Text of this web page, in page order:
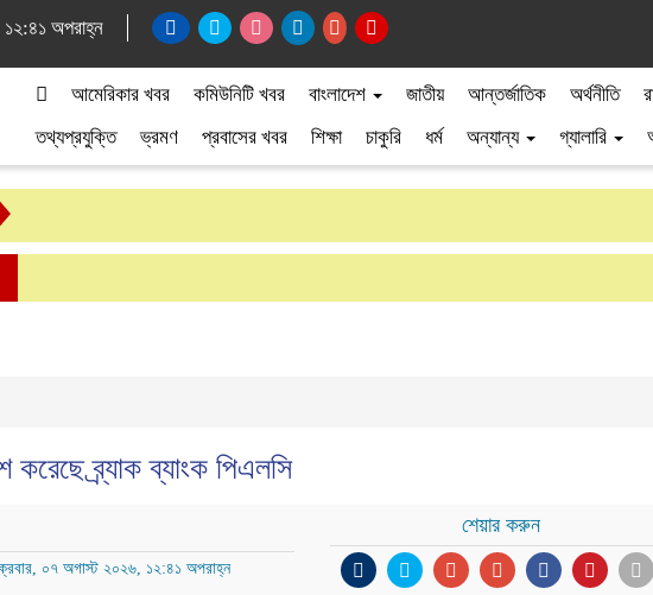
অপরাহ্ন
আমেরিকার খবর কমিউনিটি খবর বাংলাদেশ জাতীয় আন্তর্জাতিক অর্থনীতি
তথ্যপ্রযুক্তি
ভ্রমণ প্রবাসের খবর শিক্ষা চাকুরি ধর্ম অন্যান্য গ্যালারি
করেছে ব্র্যাক ব্যাংক পিএলসি
০৭ অগাস্ট ২০২৬, ১২:৪১ অপরাহ্ন
শেয়ার করুন